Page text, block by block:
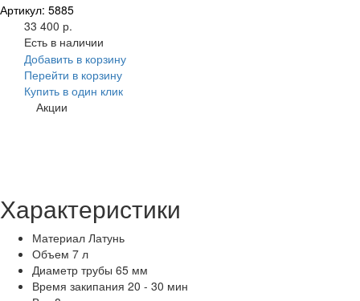
Артикул: 5885
33 400 р.
Есть в наличии
Добавить в корзину
Перейти в корзину
Купить в один клик
Акции
Характеристики
Материал Латунь
Объем 7 л
Диаметр трубы 65 мм
Время закипания 20 - 30 мин